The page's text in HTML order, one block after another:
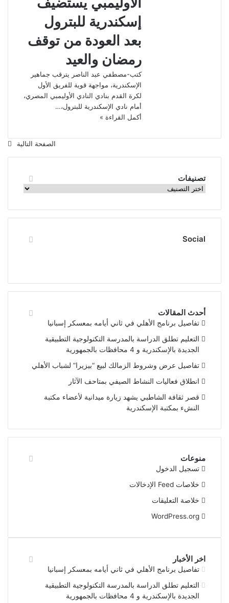
إسكندرية للبترول
بعد العودة من توقف
رمضان والعيد
كتب-مصطفي عبد الناصر يترقب جماهير
الإسكندرية، مواجهة قوية للفريق الأول
لكرة القدم بنادي النادي الأوليمبي المصري،
أمام نادي الإسكندرية للبترول،…
أكمل القراءة »
الصفحة التالية
تصنيفات
تصنيفات
Social
أحدث المقالات
تفاصيل برنامج الأهلي في ثاني أيامه بمعسكر إسبانيا
التعليم تطلق الدراسة بالمدرسة التكنولوجية التطبيقية
الجديدة بالإسكندرية و 4 محافظات بالجمهورية
تفاصيل عرض وشروط الزمالك لبيع “بيزيرا” لشباب الأهلي
انطلاق فعاليات النشاط الصيفي بمتاحف الآثار
قصر ثقافة الشاطبي يشهد زيارة ميدانية لأعضاء مكتبة
النشء بمكتبة الإسكندرية
منوعات
تسجيل الدخول
خلاصات Feed الإدخالات
خلاصة التعليقات
WordPress.org
اخر الأخبار
تفاصيل برنامج الأهلي في ثاني أيامه بمعسكر إسبانيا
التعليم تطلق الدراسة بالمدرسة التكنولوجية التطبيقية
الجديدة بالإسكندرية و 4 محافظات بالجمهورية